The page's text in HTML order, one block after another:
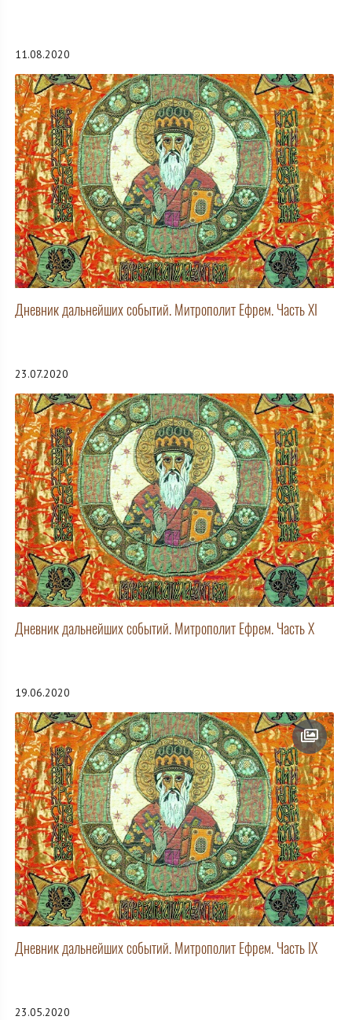
11.08.2020
Дневник дальнейших событий. Митрополит Ефрем. Часть XI
23.07.2020
Дневник дальнейших событий. Митрополит Ефрем. Часть X
19.06.2020
Дневник дальнейших событий. Митрополит Ефрем. Часть IX
23.05.2020